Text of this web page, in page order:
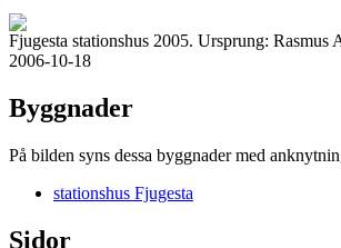
Fjugesta stationshus 2005. Ursprung: Rasmus
2006-10-18
Byggnader
På bilden syns dessa byggnader med
stationshus Fjugesta
Sidor